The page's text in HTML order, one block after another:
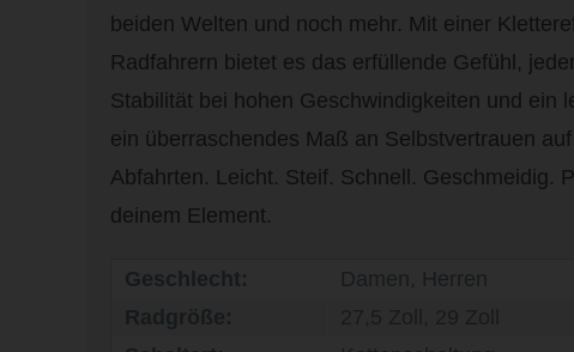
beiden Welten und noch mehr. Mit einer
Radfahrern bietet es das erfüllende Gefühl,
Stabilität bei hohen Geschwindigkeiten und ein
ein überraschendes Maß an Selbstvertrauen
Abfahrten. Leicht. Steif. Schnell. Geschmeidig.
deinem Element.
Geschlecht:
Damen, Herren